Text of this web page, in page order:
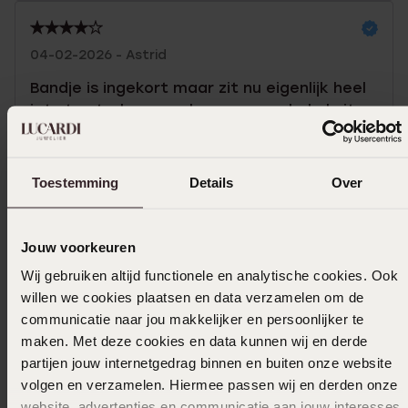
Toestemming Details Over
Jouw voorkeuren
Wij gebruiken altijd functionele en analytische cookies. Ook
willen we cookies plaatsen en data verzamelen om de
communicatie naar jou makkelijker en persoonlijker te
maken. Met deze cookies en data kunnen wij en derde
partijen jouw internetgedrag binnen en buiten onze website
volgen en verzamelen. Hiermee passen wij en derden onze
04-02-2026 - Astrid
Bandje is ingekort maar zit nu eigenlijk heel
iets te strak maar als er geen schakel uit
zou zijn gehaald draaide hij helemaal om
Ook leuk voor jou